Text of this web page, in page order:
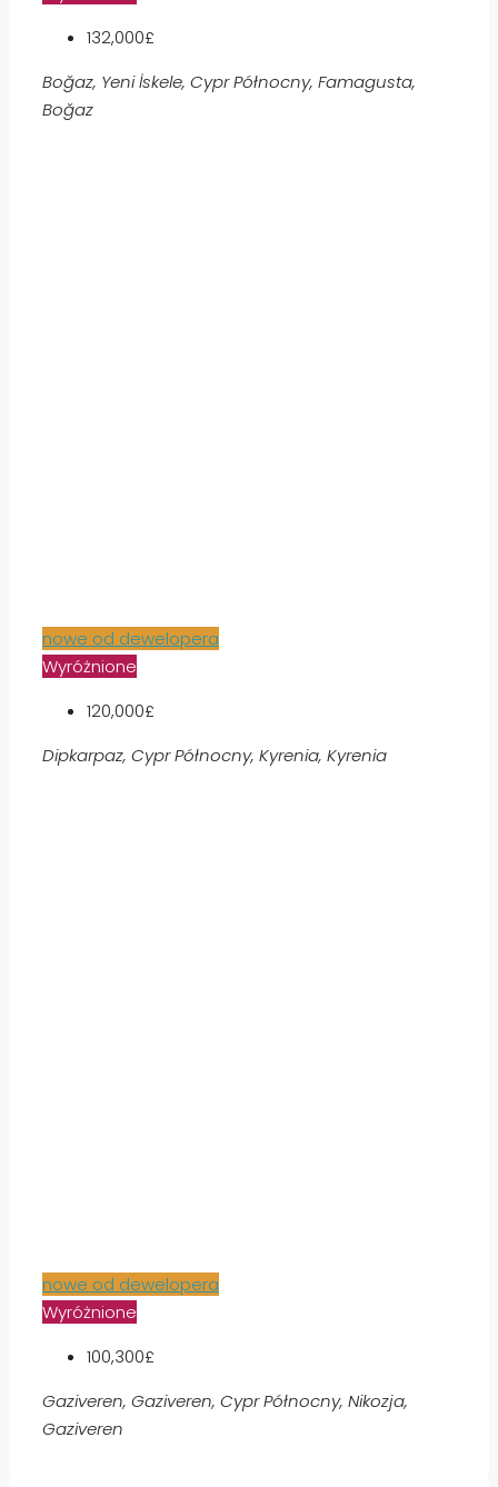
132,000£
Boğaz, Yeni İskele, Cypr Północny, Famagusta,
Boğaz
nowe od dewelopera
Wyróżnione
120,000£
Dipkarpaz, Cypr Północny, Kyrenia, Kyrenia
nowe od dewelopera
Wyróżnione
100,300£
Gaziveren, Gaziveren, Cypr Północny, Nikozja,
Gaziveren